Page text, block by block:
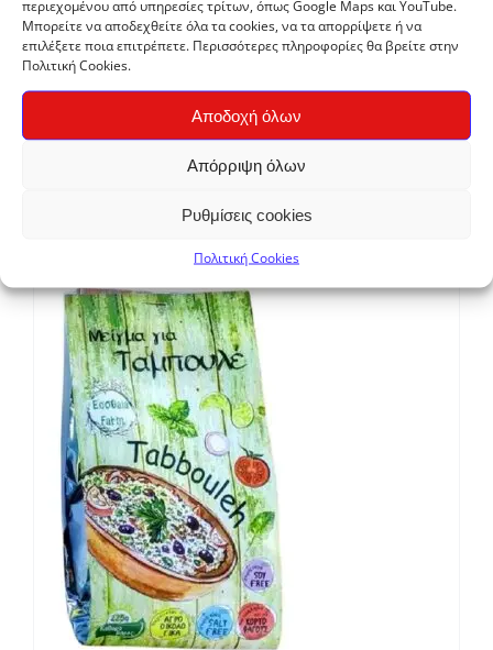
περιεχομένου από υπηρεσίες τρίτων, όπως Google Maps και YouTube.
Μπορείτε να αποδεχθείτε όλα τα cookies, να τα απορρίψετε ή να
επιλέξετε ποια επιτρέπετε. Περισσότερες πληροφορίες θα βρείτε στην
Πολιτική Cookies.
Αποδοχή όλων
Απόρριψη όλων
Ρυθμίσεις cookies
Πολιτική Cookies
200ml